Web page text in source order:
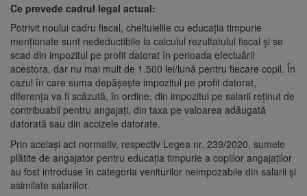
Ce prevede cadrul legal actual:
Potrivit noului cadru fiscal, cheltuielile cu educația timpurie
menționate sunt nedeductibile la calculul rezultatului fiscal și se
scad din impozitul pe profit datorat în perioada efectuării
acestora, dar nu mai mult de 1.500 lei/lună pentru fiecare copil. În
cazul în care suma depăşeşte impozitul pe profit datorat,
diferenţa va fi scăzută, în ordine, din impozitul pe salarii reţinut de
contribuabil pentru angajaţi, din taxa pe valoarea adăugată
datorată sau din accizele datorate.
Prin același act normativ, respectiv Legea nr. 239/2020, sumele
plătite de angajator pentru educaţia timpurie a copiilor angajaţilor
au fost introduse în categoria veniturilor neimpozabile din salarii și
asimilate salariilor.